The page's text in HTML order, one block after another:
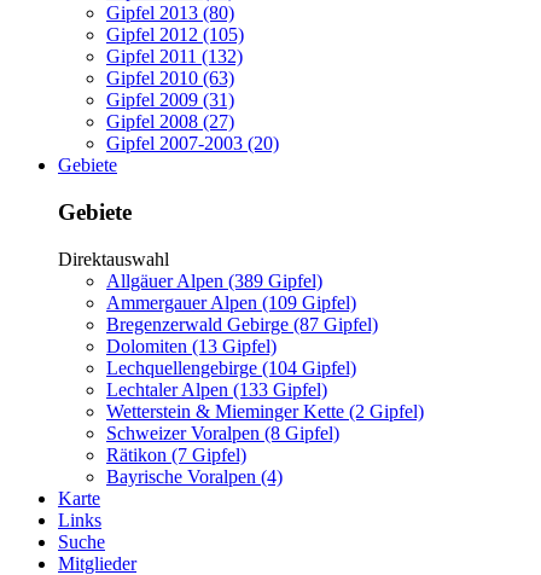
Gipfel 2013 (80)
Gipfel 2012 (105)
Gipfel 2011 (132)
Gipfel 2010 (63)
Gipfel 2009 (31)
Gipfel 2008 (27)
Gipfel 2007-2003 (20)
Gebiete
Gebiete
Direktauswahl
Allgäuer Alpen (389 Gipfel)
Ammergauer Alpen (109 Gipfel)
Bregenzerwald Gebirge (87 Gipfel)
Dolomiten (13 Gipfel)
Lechquellengebirge (104 Gipfel)
Lechtaler Alpen (133 Gipfel)
Wetterstein & Mieminger Kette (2 Gipfel)
Schweizer Voralpen (8 Gipfel)
Rätikon (7 Gipfel)
Bayrische Voralpen (4)
Karte
Links
Suche
Mitglieder